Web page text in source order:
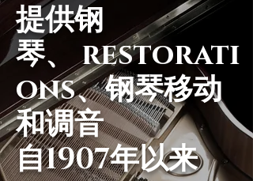
提供钢
琴、 restorati
ons、钢琴移动
和调音
自1907年以来